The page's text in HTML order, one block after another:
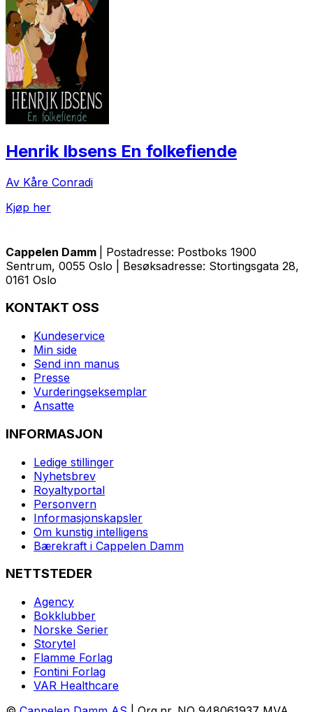
Henrik Ibsens En folkefiende
Av Kåre Conradi
Kjøp her
Cappelen Damm
| Postadresse: Postboks 1900
Sentrum, 0055 Oslo | Besøksadresse: Stortingsgata 28,
0161 Oslo
KONTAKT OSS
Kundeservice
Min side
Send inn manus
Presse
Vurderingseksemplar
Ansatte
INFORMASJON
Ledige stillinger
Nyhetsbrev
Royaltyportal
Personvern
Informasjonskapsler
Om kunstig intelligens
Bærekraft i Cappelen Damm
NETTSTEDER
Agency
Bokklubber
Norske Serier
Storytel
Flamme Forlag
Fontini Forlag
VAR Healthcare